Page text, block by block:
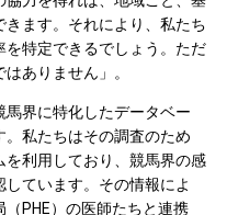
ます。それにより、私たち
特定できるでしょう。ただ
ありません」。
界に特化したデータベー
私たちはその調査のため
利用しており、競馬界の感
ています。その情報によ
PHE）の医師たちと連携